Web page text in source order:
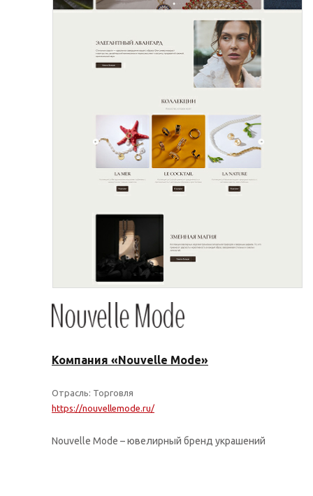
Компания «Nouvelle Mode»
Отрасль: Торговля
https://nouvellemode.ru/
Nouvelle Mode – ювелирный бренд украшений